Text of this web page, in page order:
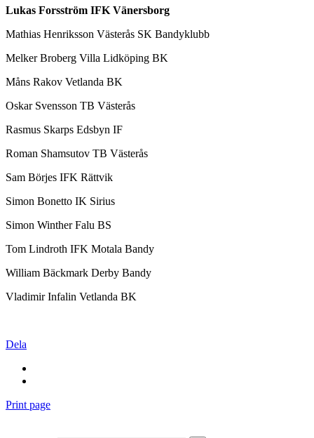
Lukas Forsström IFK Vänersborg
Mathias Henriksson Västerås SK Bandyklubb
Melker Broberg Villa Lidköping BK
Måns Rakov Vetlanda BK
Oskar Svensson TB Västerås
Rasmus Skarps Edsbyn IF
Roman Shamsutov TB Västerås
Sam Börjes IFK Rättvik
Simon Bonetto IK Sirius
Simon Winther Falu BS
Tom Lindroth IFK Motala Bandy
William Bäckmark Derby Bandy
Vladimir Infalin Vetlanda BK
Dela
Print page